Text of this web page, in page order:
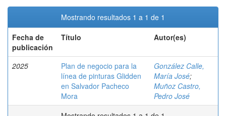
Mostrando resultados 1 a 1 de 1
Fecha de
publicación
Título Autor(es)
2025
Plan de negocio para la
línea de pinturas Glidden
en Salvador Pacheco
Mora
González Calle,
María José;
Muñoz Castro,
Pedro José